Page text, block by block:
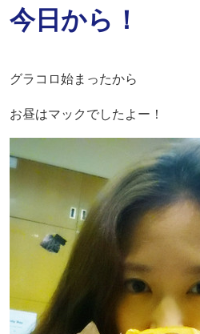
今日から！
グラコロ始まったから
お昼はマックでしたよー！